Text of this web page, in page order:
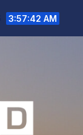
3:57:44 AM